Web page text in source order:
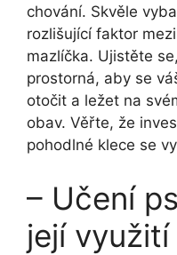
chování. Skvěle
rozlišující faktor
mazlíčka. Ujistěte
prostorná, aby se
otočit a ležet na
obav. Věřte, že
pohodlné klece se
– Učení
její využití